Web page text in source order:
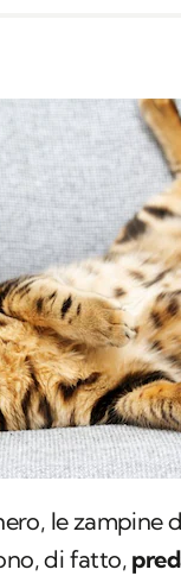
le zampine
di fatto,